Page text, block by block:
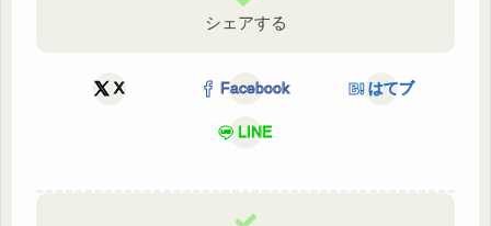
シェアする
X Facebook はてブ
LINE